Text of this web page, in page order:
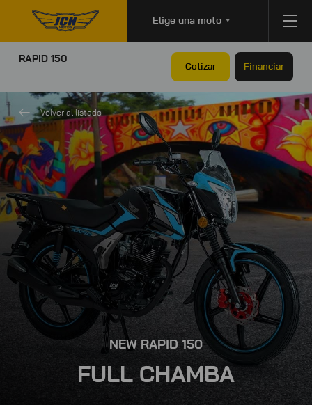
Elige una moto
RAPID 150
Cotizar Financiar
Volver al listado
NEW RAPID 150
FULL CHAMBA